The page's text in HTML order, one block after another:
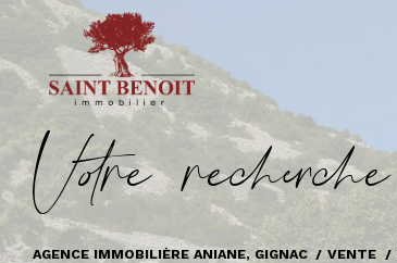
Vore recece
AGENCE IMMOBILIÈRE ANIANE, GIGNAC VENTE